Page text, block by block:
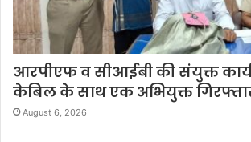
आरपीएफ व सीआईबी की संयुक्त
केबिल के साथ एक अभियुक्त
August 6, 2026